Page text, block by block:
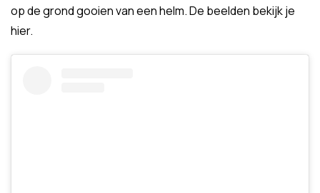
op de grond gooien van een helm. De beelden bekijk je
hier.